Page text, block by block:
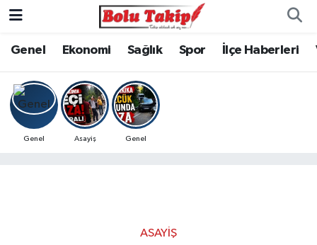
Genel Ekonomi Sağlık Spor İlçe Haberleri
Genel Asayiş Genel
ASAYIŞ